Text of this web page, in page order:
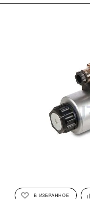
В ИЗБРАННОЕ